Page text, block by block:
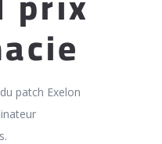
patch Exelon